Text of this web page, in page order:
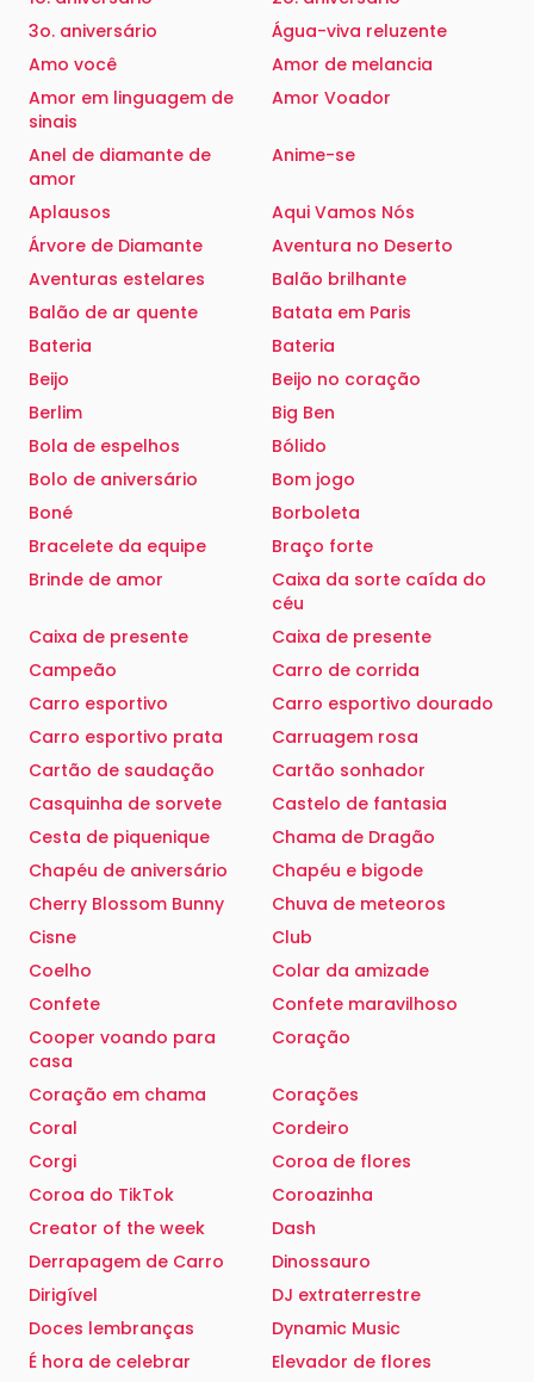
3o. aniversário
Água-viva reluzente
Amo você
Amor de melancia
Amor em linguagem de
sinais
Amor Voador
Anel de diamante de
amor
Anime-se
Aplausos
Aqui Vamos Nós
Árvore de Diamante
Aventura no Deserto
Aventuras estelares
Balão brilhante
Balão de ar quente
Batata em Paris
Bateria
Bateria
Beijo
Beijo no coração
Berlim
Big Ben
Bola de espelhos
Bólido
Bolo de aniversário
Bom jogo
Boné
Borboleta
Bracelete da equipe
Braço forte
Brinde de amor
Caixa da sorte caída do
céu
Caixa de presente
Caixa de presente
Campeão
Carro de corrida
Carro esportivo
Carro esportivo dourado
Carro esportivo prata
Carruagem rosa
Cartão de saudação
Cartão sonhador
Casquinha de sorvete
Castelo de fantasia
Cesta de piquenique
Chama de Dragão
Chapéu de aniversário
Chapéu e bigode
Cherry Blossom Bunny
Chuva de meteoros
Cisne
Club
Coelho
Colar da amizade
Confete
Confete maravilhoso
Cooper voando para
casa
Coração
Coração em chama
Corações
Coral
Cordeiro
Corgi
Coroa de flores
Coroa do TikTok
Coroazinha
Creator of the week
Dash
Derrapagem de Carro
Dinossauro
Dirigível
DJ extraterrestre
Doces lembranças
Dynamic Music
É hora de celebrar
Elevador de flores